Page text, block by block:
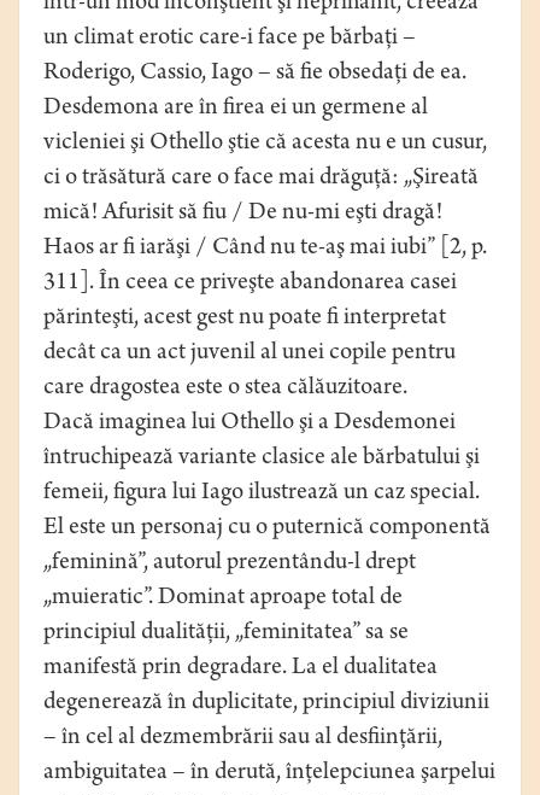
un climat erotic care-i face pe bărbaţi –
Roderigo, Cassio, Iago – să fie obsedaţi de ea.
Desdemona are în firea ei un germene al
vicleniei şi Othello ştie că acesta nu e un cusur,
ci o trăsătură care o face mai drăguţă: „Şireată
mică! Afurisit să fiu / De nu-mi eşti dragă!
Haos ar fi iarăşi / Când nu te-aş mai iubi” [2, p.
311]. În ceea ce priveşte abandonarea casei
părinteşti, acest gest nu poate fi interpretat
decât ca un act juvenil al unei copile pentru
care dragostea este o stea călăuzitoare.
Dacă imaginea lui Othello şi a Desdemonei
întruchipează variante clasice ale bărbatului şi
femeii, figura lui Iago ilustrează un caz special.
El este un personaj cu o puternică componentă
„feminină”, autorul prezentându-l drept
„muieratic”. Dominat aproape total de
principiul dualităţii, „feminitatea” sa se
manifestă prin degradare. La el dualitatea
degenerează în duplicitate, principiul diviziunii
– în cel al dezmembrării sau al desfiinţării,
ambiguitatea – în derută, înţelepciunea şarpelui